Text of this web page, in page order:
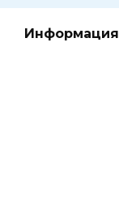
Информация